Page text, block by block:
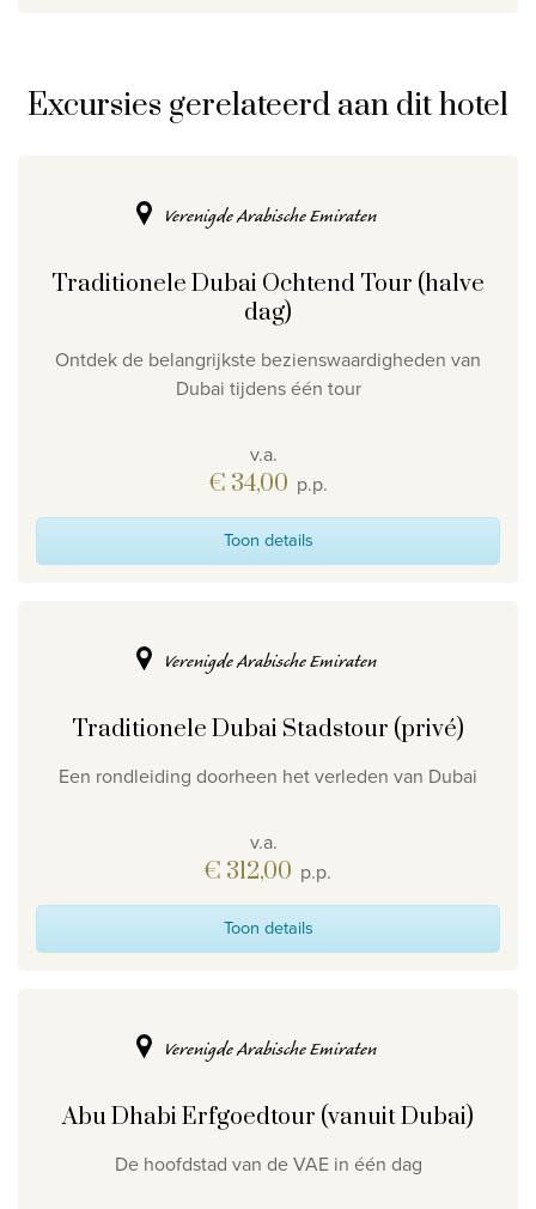
Excursies gerelateerd aan dit hotel
Verenigde Arabische Emiraten
Traditionele Dubai Ochtend Tour (halve
dag)
Ontdek de belangrijkste bezienswaardigheden van
Dubai tijdens één tour
v.a.
€ 34,00 p.p.
Toon details
Verenigde Arabische Emiraten
Traditionele Dubai Stadstour (privé)
Een rondleiding doorheen het verleden van Dubai
v.a.
€ 312,00 p.p.
Toon details
Verenigde Arabische Emiraten
Abu Dhabi Erfgoedtour (vanuit Dubai)
De hoofdstad van de VAE in één dag